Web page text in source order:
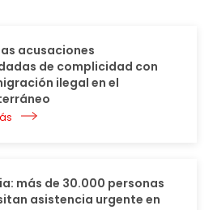
acusaciones
de complicidad con
ilegal en el
más de 30.000 personas
asistencia urgente en